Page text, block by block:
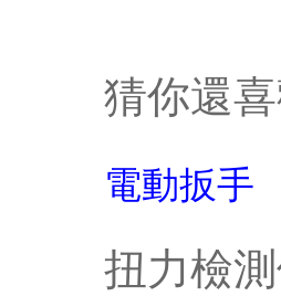
猜你還
電動扳手
扭力檢